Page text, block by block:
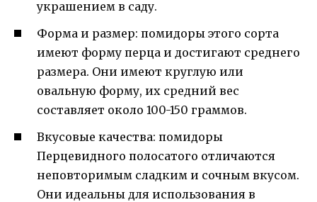
украшением в саду.
Форма и размер: помидоры этого сорта
имеют форму перца и достигают среднего
размера. Они имеют круглую или
овальную форму, их средний вес
составляет около 100-150 граммов.
Вкусовые качества: помидоры
Перцевидного полосатого отличаются
неповторимым сладким и сочным вкусом.
Они идеальны для использования в